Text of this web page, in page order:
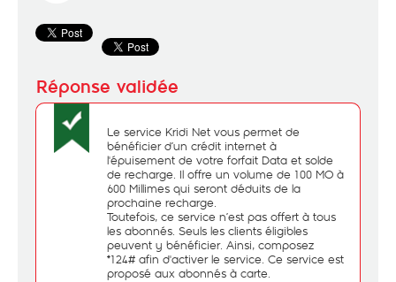
Le service Kridi Net vous permet de
bénéficier d’un crédit internet à
l'épuisement de votre forfait Data et solde
de recharge. Il offre un volume de 100 MO à
600 Millimes qui seront déduits de la
prochaine recharge.
Toutefois, ce service n’est pas offert à tous
les abonnés. Seuls les clients éligibles
peuvent y bénéficier. Ainsi, composez
*124# afin d'activer le service. Ce service est
proposé aux abonnés à carte.